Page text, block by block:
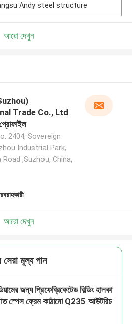
Andy steel structure
আরো দেখুন
Trade Co., Ltd
2404, Sovereign
Industrial Park,
Road ,Suzhou, China,
আরো দেখুন
মূল্য পান
জন্য প্রিফেব্রিকেটেড বিল্ডিং হালকা
স্পেস ফ্রেম কাঠামো Q235 আউটরিচ